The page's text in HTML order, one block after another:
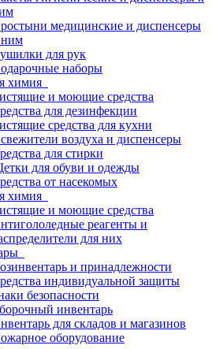
медицинские и диспенсеры
для рук
наборы
химия
и моющие средства
для дезинфекции
средства для кухни
воздуха и диспенсеры
для стирки
для обуви и одежды
от насекомых
химия
и моющие средства
реагенты и
для них
и принадлежности
индивидуальной защиты
безопасности
инвентарь
для складов и магазинов
оборудование